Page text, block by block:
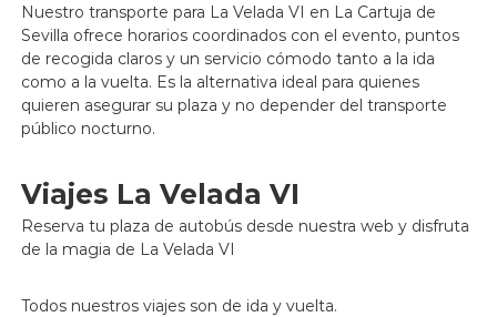
Nuestro transporte para La Velada VI en La Cartuja de
Sevilla ofrece horarios coordinados con el evento, puntos
de recogida claros y un servicio cómodo tanto a la ida
como a la vuelta. Es la alternativa ideal para quienes
quieren asegurar su plaza y no depender del transporte
público nocturno.
Viajes La Velada VI
Reserva tu plaza de autobús desde nuestra web y disfruta
de la magia de La Velada VI
Todos nuestros viajes son de ida y vuelta.